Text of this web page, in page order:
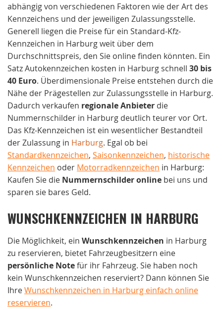
abhängig von verschiedenen Faktoren wie der Art des
Kennzeichens und der jeweiligen Zulassungsstelle.
Generell liegen die Preise für ein Standard-Kfz-
Kennzeichen in Harburg weit über dem
Durchschnittspreis, den Sie online finden könnten. Ein
Satz Autokennzeichen kosten in Harburg schnell 30 bis
40 Euro. Überdimensionale Preise entstehen durch die
Nähe der Prägestellen zur Zulassungsstelle in Harburg.
Dadurch verkaufen regionaleAnbieter die
Nummernschilder in Harburg deutlich teurer vor Ort.
Das Kfz-Kennzeichen ist ein wesentlicher Bestandteil
der Zulassung in Harburg. Egal ob bei
Standardkennzeichen, Saisonkennzeichen, historische
Kennzeichen oder Motorradkennzeichen in Harburg:
Kaufen Sie die Nummernschilder online bei uns und
sparen sie bares Geld.
WUNSCHKENNZEICHEN IN HARBURG
Die Möglichkeit, ein Wunschkennzeichen in Harburg
zu reservieren, bietet Fahrzeugbesitzern eine
persönliche Notefür ihr Fahrzeug. Sie haben noch
kein Wunschkennzeichen reserviert? Dann können Sie
IhreWunschkennzeichen in Harburg einfach online
reservieren.